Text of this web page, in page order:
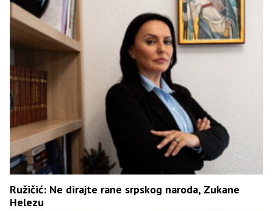
Ružičić: Ne dirajte rane srpskog naroda, Zukane
Helezu